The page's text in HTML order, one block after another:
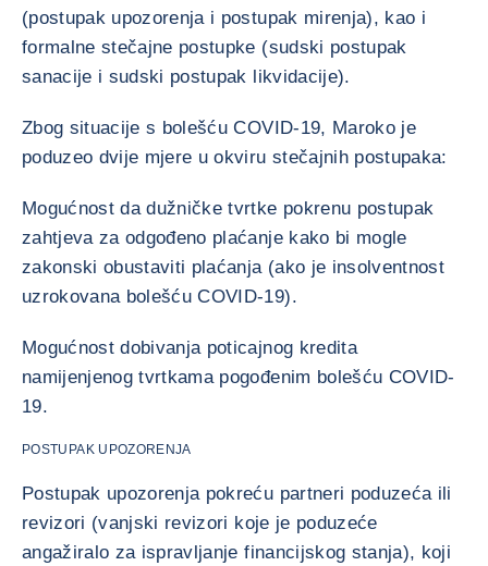
(postupak upozorenja i postupak mirenja), kao i
formalne stečajne postupke (sudski postupak
sanacije i sudski postupak likvidacije).
Zbog situacije s bolešću COVID-19, Maroko je
poduzeo dvije mjere u okviru stečajnih postupaka:
Mogućnost da dužničke tvrtke pokrenu postupak
zahtjeva za odgođeno plaćanje kako bi mogle
zakonski obustaviti plaćanja (ako je insolventnost
uzrokovana bolešću COVID-19).
Mogućnost dobivanja poticajnog kredita
namijenjenog tvrtkama pogođenim bolešću COVID-
19.
POSTUPAK UPOZORENJA
Postupak upozorenja pokreću partneri poduzeća ili
revizori (vanjski revizori koje je poduzeće
angažiralo za ispravljanje financijskog stanja), koji